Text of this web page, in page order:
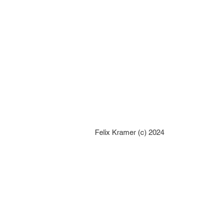
Felix Kramer (c) 2024